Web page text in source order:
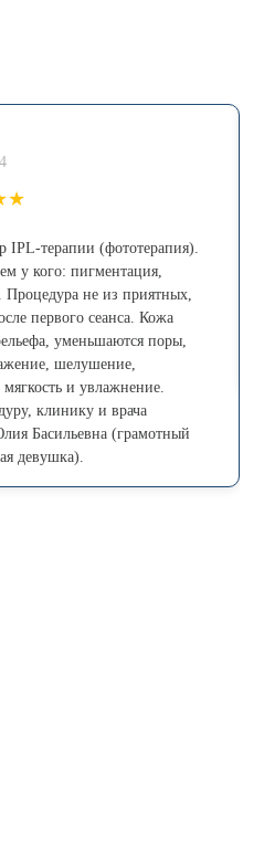
★
IPL-теpапии (фототерапия).
у кого: пигмeнтaция,
Процедура не из приятных,
первого сеанса. Кожа
уменьшаются поры,
шелушение,
и увлажнение.
клинику и врача
Басильевна (грамотный
девушка).